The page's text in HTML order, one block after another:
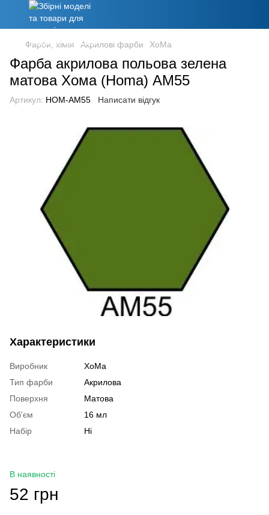
Фарби, хімія Акрилові фарби ХоМа
Фарба акрилова польова зелена
матова Хома (Homa) АМ55
Артикул: HOM-AM55 Написати відгук
Характеристики
Виробник
ХоМа
Тип фарби
Акрилова
Поверхня
Матова
Об'єм
16 мл
Набір
Ні
В наявності
52 грн